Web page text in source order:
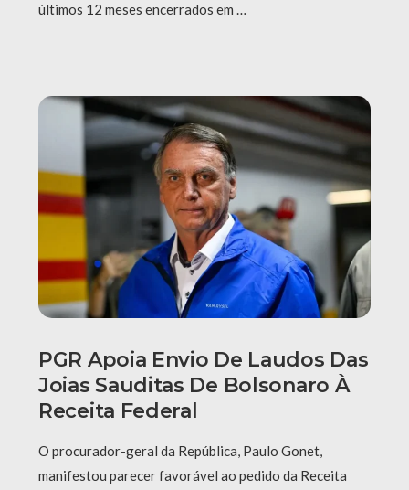
últimos 12 meses encerrados em …
PGR Apoia Envio De Laudos Das
Joias Sauditas De Bolsonaro À
Receita Federal
O procurador-geral da República, Paulo Gonet,
manifestou parecer favorável ao pedido da Receita